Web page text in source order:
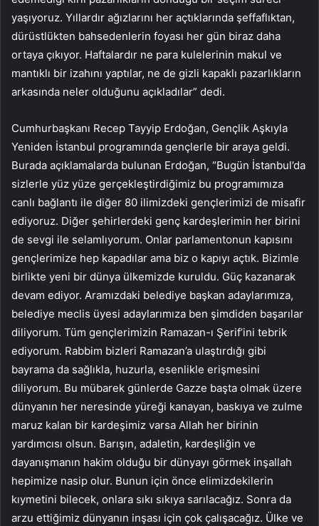
yaşıyoruz. Yıllardır ağızlarını her açtıklarında şeffaflıktan,
dürüstlükten bahsedenlerin foyası her gün biraz daha
ortaya çıkıyor. Haftalardır ne para kulelerinin makul ve
mantıklı bir izahını yaptılar, ne de gizli kapaklı pazarlıkların
arkasında neler olduğunu açıkladılar” dedi.
Cumhurbaşkanı Recep Tayyip Erdoğan, Gençlik Aşkıyla
Yeniden İstanbul programında gençlerle bir araya geldi.
Burada açıklamalarda bulunan Erdoğan, “Bugün İstanbul’da
sizlerle yüz yüze gerçekleştirdiğimiz bu programımıza
canlı bağlantı ile diğer 80 ilimizdeki gençlerimizi de misafir
ediyoruz. Diğer şehirlerdeki genç kardeşlerimin her birini
de sevgi ile selamlıyorum. Onlar parlamentonun kapısını
gençlerimize hep kapadılar ama biz o kapıyı açtık. Bizimle
birlikte yeni bir dünya ülkemizde kuruldu. Güç kazanarak
devam ediyor. Aramızdaki belediye başkan adaylarımıza,
belediye meclis üyesi adaylarımıza ben şimdiden başarılar
diliyorum. Tüm gençlerimizin Ramazan-ı Şerif’ini tebrik
ediyorum. Rabbim bizleri Ramazan’a ulaştırdığı gibi
bayrama da sağlıkla, huzurla, esenlikle erişmesini
diliyorum. Bu mübarek günlerde Gazze başta olmak üzere
dünyanın her neresinde yüreği kanayan, baskıya ve zulme
maruz kalan bir kardeşimiz varsa Allah her birinin
yardımcısı olsun. Barışın, adaletin, kardeşliğin ve
dayanışmanın hakim olduğu bir dünyayı görmek inşallah
hepimize nasip olur. Bunun için önce elimizdekilerin
kıymetini bilecek, onlara sıkı sıkıya sarılacağız. Sonra da
arzu ettiğimiz dünyanın inşası için çok çalışacağız. Ülke ve